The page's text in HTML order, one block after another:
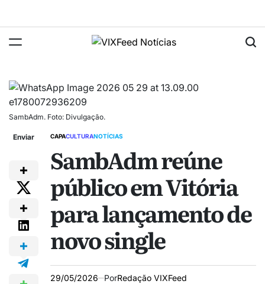
SambAdm. Foto: Divulgação.
Enviar CAPACULTURANOTÍCIAS
SambAdm reúne
público em Vitória
para lançamento de
novo single
29/05/2026 PorRedação VIXFeed